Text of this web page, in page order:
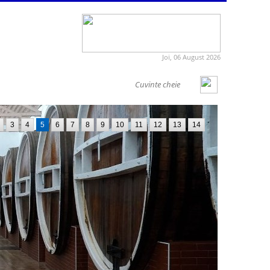
Joi, 06 August 2026
3 4 5 6 7 8 9 10 11 12 13 14